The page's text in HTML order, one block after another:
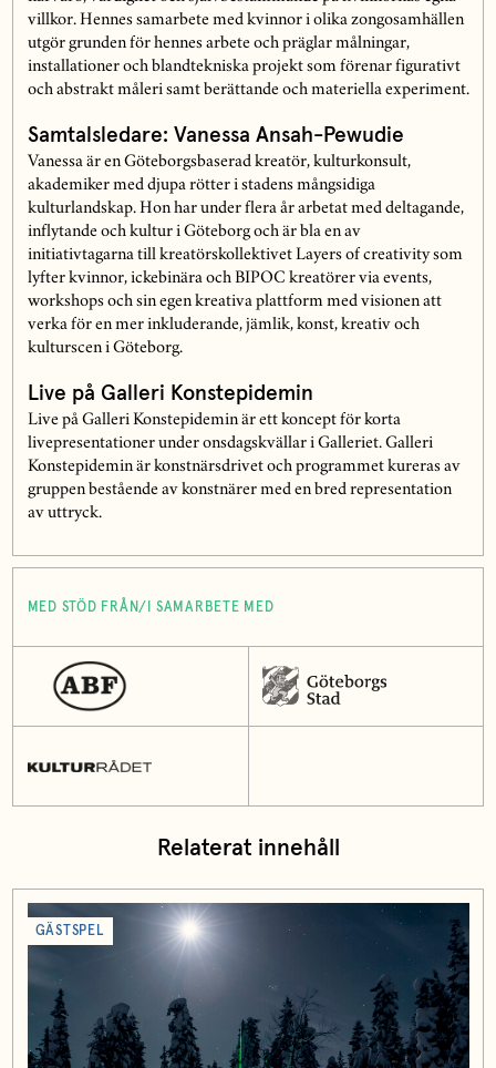
villkor. Hennes samarbete med kvinnor i olika zongosamhällen
utgör grunden för hennes arbete och präglar målningar,
installationer och blandtekniska projekt som förenar figurativt
och abstrakt måleri samt berättande och materiella experiment.
Samtalsledare: Vanessa Ansah-Pewudie
Vanessa är en Göteborgsbaserad kreatör, kulturkonsult,
akademiker med djupa rötter i stadens mångsidiga
kulturlandskap. Hon har under flera år arbetat med deltagande,
inflytande och kultur i Göteborg och är bla en av
initiativtagarna till kreatörskollektivet Layers of creativity som
lyfter kvinnor, ickebinära och BIPOC kreatörer via events,
workshops och sin egen kreativa plattform med visionen att
verka för en mer inkluderande, jämlik, konst, kreativ och
kulturscen i Göteborg.
Live på Galleri Konstepidemin
Live på Galleri Konstepidemin är ett koncept för korta
livepresentationer under onsdagskvällar i Galleriet. Galleri
Konstepidemin är konstnärsdrivet och programmet kureras av
gruppen bestående av konstnärer med en bred representation
av uttryck.
MED STÖD FRÅN/I SAMARBETE MED
Relaterat innehåll
GÄSTSPEL